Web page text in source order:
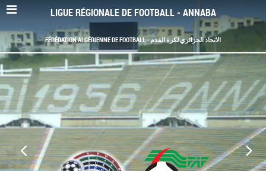
LIGUE RÉGIONALE DE FOOTBALL - ANNABA
FÉDÉRATION ALGÉRIENNE DE FOOTBALL - الاتحاد الجزائري لكرة القدم